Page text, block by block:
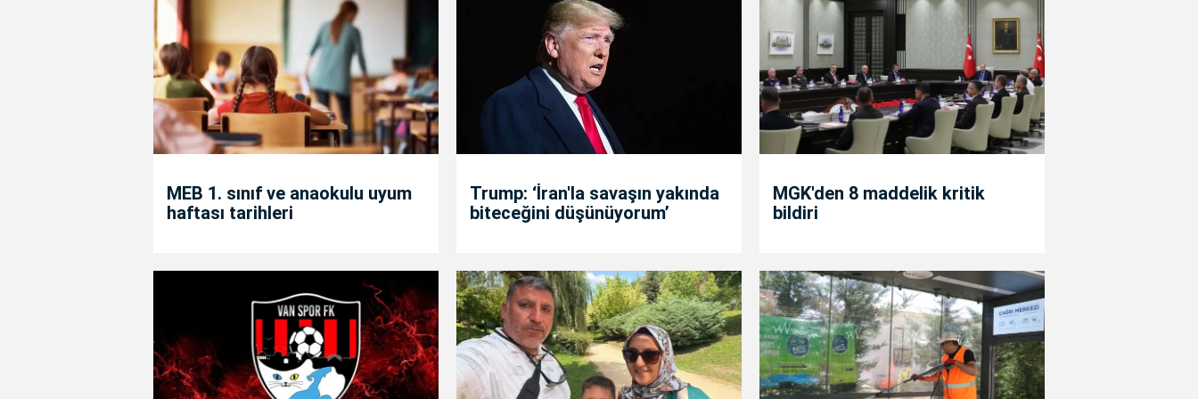
MEB 1. sınıf ve anaokulu uyum
haftası tarihleri
Trump: ‘İran'la savaşın yakında
biteceğini düşünüyorum’
MGK'den 8 maddelik kritik
bildiri